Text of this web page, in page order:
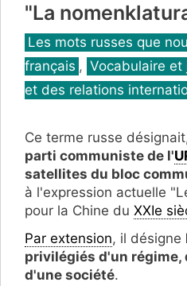
"La
Catégories
Les mots russes que
français , Vocabulaire et
et des relations
Ce terme russe
parti communiste de l'
satellites du bloc
à l'expression actuelle
pour la Chine du XXIe
Par extension, il désigne
privilégiés d'un régime,
d'une société.